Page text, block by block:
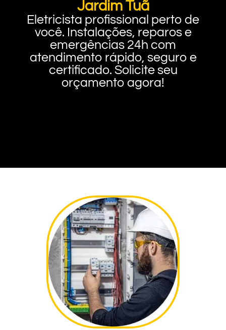
Jardim Tuã
Eletricista profissional perto de
você. Instalações, reparos e
emergências 24h com
atendimento rápido, seguro e
certificado. Solicite seu
orçamento agora!